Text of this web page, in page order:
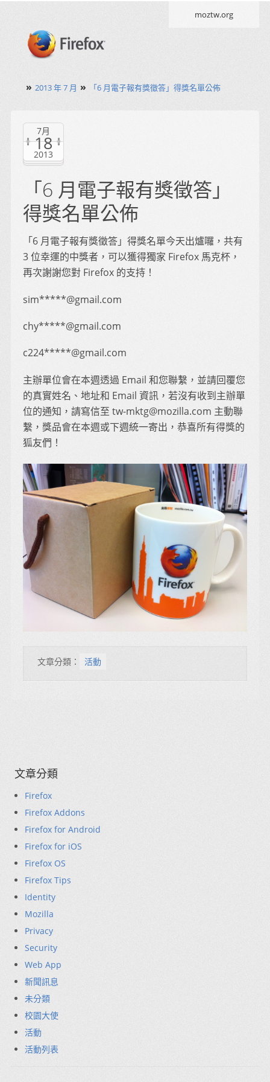
moztw.org
» 2013 年 7 月 » 「6 月電子報有獎徵答」得獎名單公佈
7月
18
2013
「6 月電子報有獎徵答」
得獎名單公佈
「6 月電子報有獎徵答」得獎名單今天出爐囉，共有
3 位幸運的中獎者，可以獲得獨家 Firefox 馬克杯，
再次謝謝您對 Firefox 的支持！
sim*****@gmail.com
chy*****@gmail.com
c224*****@gmail.com
主辦單位會在本週透過 Email 和您聯繫，並請回覆您
的真實姓名、地址和 Email 資訊，若沒有收到主辦單
位的通知，請寫信至 tw-mktg@mozilla.com 主動聯
繫，獎品會在本週或下週統一寄出，恭喜所有得獎的
狐友們！
文章分類： 活動
文章分類
Firefox
Firefox Addons
Firefox for Android
Firefox for iOS
Firefox OS
Firefox Tips
Identity
Mozilla
Privacy
Security
Web App
新聞訊息
未分類
校園大使
活動
活動列表